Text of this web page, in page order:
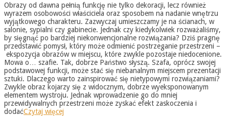
31
Obrazy od dawna pełnią funkcję nie tylko dekoracji, lecz również
wyrazem osobowości właściciela oraz sposobem na nadanie wnętrzu
wyjątkowego charakteru. Zazwyczaj umieszczamy je na ścianach, w
salonie, sypialni czy gabinecie. Jednak czy kiedykolwiek rozważaliśmy,
by sięgnąć po bardziej niekonwencjonalne rozwiązania? Dziś pragnę
przedstawić pomysł, który może odmienić postrzeganie przestrzeni –
ekspozycja obrazów w miejscu, które zwykle pozostaje niedocenione.
Mowa o… szafie. Tak, dobrze Państwo słyszą. Szafa, oprócz swojej
podstawowej funkcji, może stać się niebanalnym miejscem prezentacji
sztuki. Dlaczego warto zainspirować się nietypowymi rozwiązaniami?
Zwykle obraz kojarzy się z widocznym, dobrze wyeksponowanym
elementem wystroju. Jednak wprowadzenie go do mniej
przewidywalnych przestrzeni może zyskać efekt zaskoczenia i
dodaćCzytaj więcej